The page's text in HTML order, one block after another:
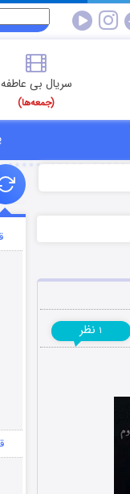
سریال بی عاطفه
(جمعه‌ها)
۱ نظر